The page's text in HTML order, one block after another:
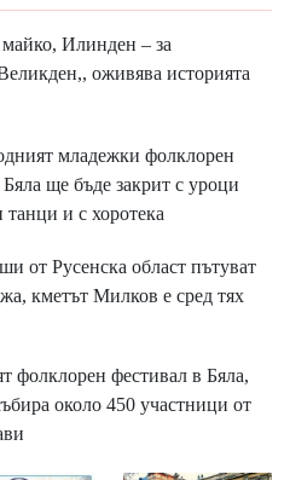
Илинден – за
оживява историята
младежки фолклорен
ще бъде закрит с уроци
и с хоротека
от Русенска област пътуват
кметът Милков е сред тях
фолклорен фестивал в Бяла,
около 450 участници от